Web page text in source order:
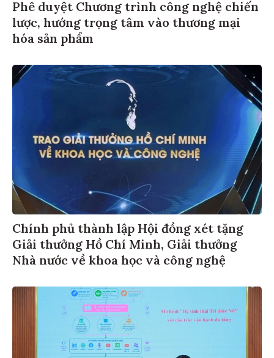
Phê duyệt Chương trình công nghệ chiến
lược, hướng trọng tâm vào thương mại
hóa sản phẩm
Chính phủ thành lập Hội đồng xét tặng
Giải thưởng Hồ Chí Minh, Giải thưởng
Nhà nước về khoa học và công nghệ